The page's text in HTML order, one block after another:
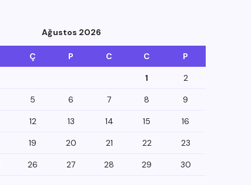
Ağustos 2026
Ç P C C P
1 2
5 6 7 8 9
12 13 14 15 16
19 20 21 22 23
26 27 28 29 30